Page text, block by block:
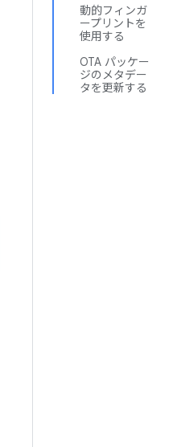
動的フィンガ
ープリントを
使用する
OTA パッケー
ジのメタデー
タを更新する